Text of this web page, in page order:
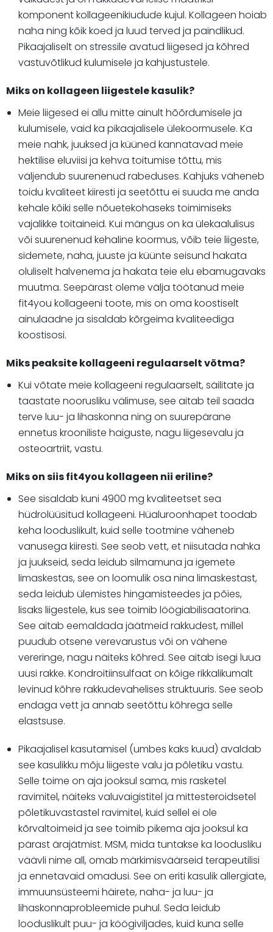
komponent kollageenikiudude kujul. Kollageen hoiab
naha ning kõik koed ja luud terved ja paindlikud.
Pikaajaliselt on stressile avatud liigesed ja kõhred
vastuvõtlikud kulumisele ja kahjustustele.
Miks on kollageen liigestele kasulik?
Meie liigesed ei allu mitte ainult hõõrdumisele ja
kulumisele, vaid ka pikaajalisele ülekoormusele. Ka
meie nahk, juuksed ja küüned kannatavad meie
hektilise eluviisi ja kehva toitumise tõttu, mis
väljendub suurenenud rabeduses. Kahjuks väheneb
toidu kvaliteet kiiresti ja seetõttu ei suuda me anda
kehale kõiki selle nõuetekohaseks toimimiseks
vajalikke toitaineid. Kui mängus on ka ülekaalulisus
või suurenenud kehaline koormus, võib teie liigeste,
sidemete, naha, juuste ja küünte seisund hakata
oluliselt halvenema ja hakata teie elu ebamugavaks
muutma. Seepärast oleme välja töötanud meie
fit4you kollageeni toote, mis on oma koostiselt
ainulaadne ja sisaldab kõrgeima kvaliteediga
koostisosi.
Miks peaksite kollageeni regulaarselt võtma?
Kui võtate meie kollageeni regulaarselt, säilitate ja
taastate noorusliku välimuse, see aitab teil saada
terve luu- ja lihaskonna ning on suurepärane
ennetus krooniliste haiguste, nagu liigesevalu ja
osteoartriit, vastu.
Miks on siis fit4you kollageen nii eriline?
See sisaldab kuni 4900 mg kvaliteetset sea
hüdrolüüsitud kollageeni. Hüaluroonhapet toodab
keha looduslikult, kuid selle tootmine väheneb
vanusega kiiresti. See seob vett, et niisutada nahka
ja juukseid, seda leidub silmamuna ja igemete
limaskestas, see on loomulik osa nina limaskestast,
seda leidub ülemistes hingamisteedes ja põies,
lisaks liigestele, kus see toimib löögiabilisaatorina.
See aitab eemaldada jäätmeid rakkudest, millel
puudub otsene verevarustus või on vähene
vereringe, nagu näiteks kõhred. See aitab isegi luua
uusi rakke. Kondroitiinsulfaat on kõige rikkalikumalt
levinud kõhre rakkudevahelises struktuuris. See seob
endaga vett ja annab seetõttu kõhrega selle
elastsuse.
Pikaajalisel kasutamisel (umbes kaks kuud) avaldab
see kasulikku mõju liigeste valu ja põletiku vastu.
Selle toime on aja jooksul sama, mis rasketel
ravimitel, näiteks valuvaigistitel ja mittesteroidsetel
põletikuvastastel ravimitel, kuid sellel ei ole
kõrvaltoimeid ja see toimib pikema aja jooksul ka
pärast ärajätmist. MSM, mida tuntakse ka loodusliku
väävli nime all, omab märkimisväärseid terapeutilisi
ja ennetavaid omadusi. See on eriti kasulik allergiate,
immuunsüsteemi häirete, naha- ja luu- ja
lihaskonnaprobleemide puhul. Seda leidub
looduslikult puu- ja köögiviljades, kuid kuna selle